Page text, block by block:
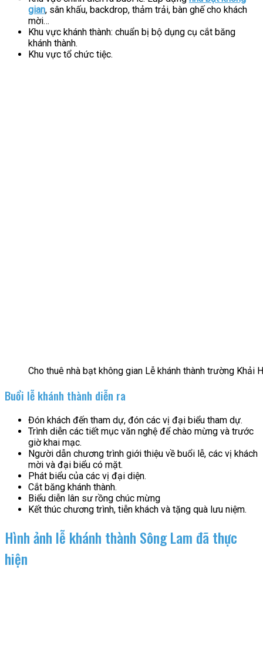
gian, sân khấu, backdrop, thảm trải, bàn ghế cho khách
mời…
Khu vực khánh thành: chuẩn bị bộ dụng cụ cắt băng
khánh thành.
Khu vực tổ chức tiệc.
Cho thuê nhà bạt không gian Lễ khánh thành trường Khải
Buổi lễ khánh thành diễn ra
Đón khách đến tham dự, đón các vị đại biểu tham dự.
Trình diễn các tiết mục văn nghệ để chào mừng và trước
giờ khai mạc.
Người dẫn chương trình giới thiệu về buổi lễ, các vị khách
mời và đại biểu có mặt.
Phát biểu của các vị đại diện.
Cắt băng khánh thành.
Biểu diễn lân sư rồng chúc mừng
Kết thúc chương trình, tiễn khách và tặng quà lưu niệm.
Hình ảnh lễ khánh thành Sông Lam đã thực
hiện